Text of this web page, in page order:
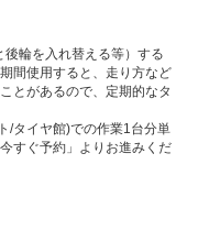
輪を入れ替える等）する
間使用すると、走り方など
とがあるので、定期的なタ
/タイヤ館)での作業1台分単
すぐ予約」よりお進みくだ